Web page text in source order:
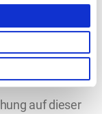
auf dieser